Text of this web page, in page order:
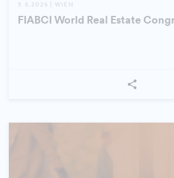
9.6.2026 | WIEN
FIABCI World Real Estate